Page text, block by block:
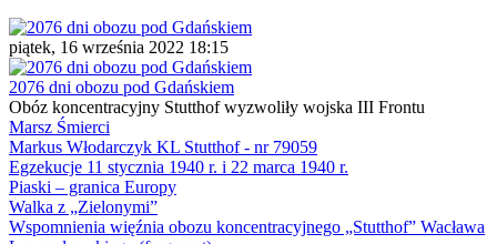
piątek, 16 września 2022 18:15
2076 dni obozu pod Gdańskiem
Obóz koncentracyjny Stutthof wyzwoliły wojska III Frontu
Marsz Śmierci
Markus Włodarczyk KL Stutthof - nr 79059
Egzekucje 11 stycznia 1940 r. i 22 marca 1940 r.
Piaski – granica Europy
Walka z „Zielonymi”
Wspomnienia więźnia obozu koncentracyjnego „Stutthof” Wacława